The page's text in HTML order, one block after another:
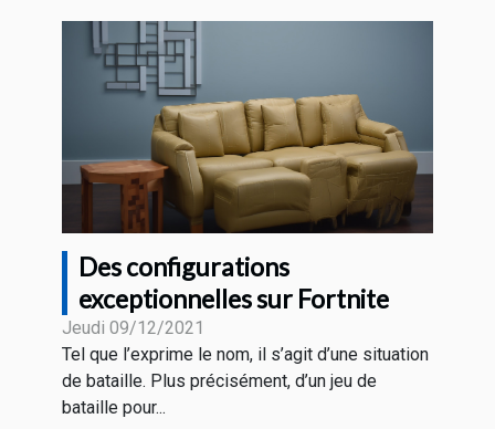
Des configurations
exceptionnelles sur Fortnite
Jeudi 09/12/2021
Tel que l’exprime le nom, il s’agit d’une situation
de bataille. Plus précisément, d’un jeu de
bataille pour...